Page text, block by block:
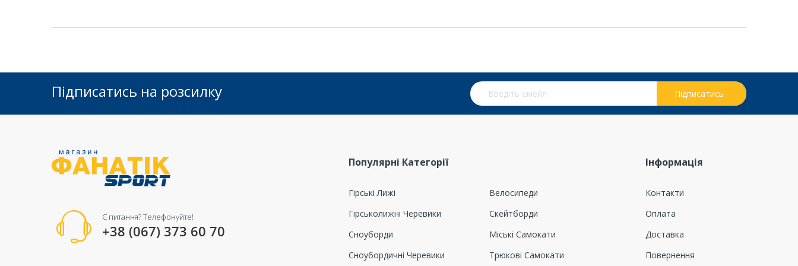
Підписатись на розсилку Підпишіться на нашу розсилку новин: Підписатись
Є питання? Телефонуйте!
+38 (067) 373 60 70
Популярні Категорії
Гірські Лижі
Гірськолижні Черевики
Сноуборди
Сноубордичні Черевики
Велосипеди
Скейтборди
Міські Самокати
Трюкові Самокати
Інформація
Контакти
Оплата
Доставка
Повернення